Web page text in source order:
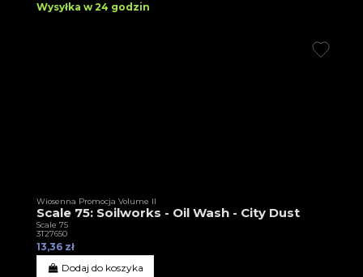
Wysyłka w 24 godzin
Wiosenna Promocja Volume II
Scale 75: Soilworks - Oil Wash - City Dust
Scale 75
3T27650
13,36 zł
Dodaj do koszyka